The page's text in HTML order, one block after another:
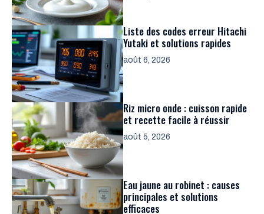
Liste des codes erreur Hitachi
Yutaki et solutions rapides
août 6, 2026
Riz micro onde : cuisson rapide
et recette facile à réussir
août 5, 2026
Eau jaune au robinet : causes
principales et solutions
efficaces